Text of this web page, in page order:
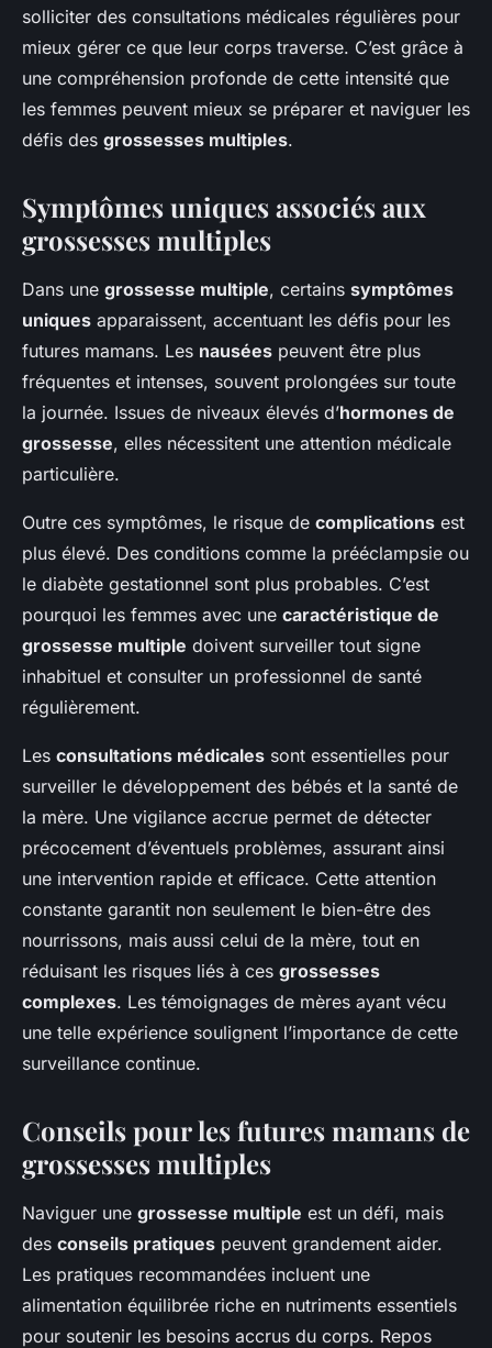
solliciter des consultations médicales régulières pour
mieux gérer ce que leur corps traverse. C’est grâce à
une compréhension profonde de cette intensité que
les femmes peuvent mieux se préparer et naviguer les
défis des grossesses multiples.
Symptômes uniques associés aux
grossesses multiples
Dans une grossesse multiple, certains symptômes
uniques apparaissent, accentuant les défis pour les
futures mamans. Les nausées peuvent être plus
fréquentes et intenses, souvent prolongées sur toute
la journée. Issues de niveaux élevés d’hormones de
grossesse, elles nécessitent une attention médicale
particulière.
Outre ces symptômes, le risque de complications est
plus élevé. Des conditions comme la prééclampsie ou
le diabète gestationnel sont plus probables. C’est
pourquoi les femmes avec une caractéristique de
grossesse multiple doivent surveiller tout signe
inhabituel et consulter un professionnel de santé
régulièrement.
Les consultations médicales sont essentielles pour
surveiller le développement des bébés et la santé de
la mère. Une vigilance accrue permet de détecter
précocement d’éventuels problèmes, assurant ainsi
une intervention rapide et efficace. Cette attention
constante garantit non seulement le bien-être des
nourrissons, mais aussi celui de la mère, tout en
réduisant les risques liés à ces grossesses
complexes. Les témoignages de mères ayant vécu
une telle expérience soulignent l’importance de cette
surveillance continue.
Conseils pour les futures mamans de
grossesses multiples
Naviguer une grossesse multiple est un défi, mais
des conseils pratiques peuvent grandement aider.
Les pratiques recommandées incluent une
alimentation équilibrée riche en nutriments essentiels
pour soutenir les besoins accrus du corps. Repos